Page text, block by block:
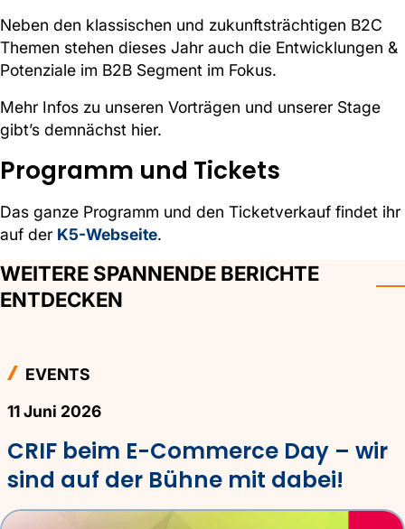
Neben den klassischen und zukunftsträchtigen B2C
Themen stehen dieses Jahr auch die Entwicklungen &
Potenziale im B2B Segment im Fokus.
Mehr Infos zu unseren Vorträgen und unserer Stage
gibt’s demnächst hier.
Programm und Tickets
Das ganze Programm und den Ticketverkauf findet ihr
auf der K5-Webseite.
WEITERE SPANNENDE BERICHTE
ENTDECKEN
EVENTS
11 Juni 2026
CRIF beim E-Commerce Day – wir
sind auf der Bühne mit dabei!